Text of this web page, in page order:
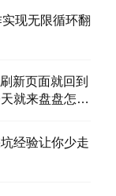
现无限循环翻
新页面就回到
就来盘盘怎么
经验让你少走